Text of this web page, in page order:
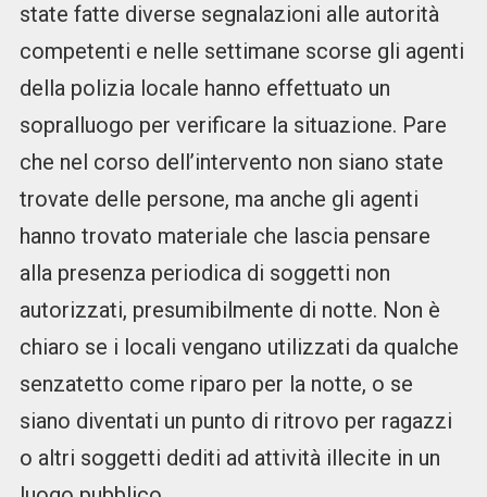
state fatte diverse segnalazioni alle autorità
competenti e nelle settimane scorse gli agenti
della polizia locale hanno effettuato un
sopralluogo per verificare la situazione. Pare
che nel corso dell’intervento non siano state
trovate delle persone, ma anche gli agenti
hanno trovato materiale che lascia pensare
alla presenza periodica di soggetti non
autorizzati, presumibilmente di notte. Non è
chiaro se i locali vengano utilizzati da qualche
senzatetto come riparo per la notte, o se
siano diventati un punto di ritrovo per ragazzi
o altri soggetti dediti ad attività illecite in un